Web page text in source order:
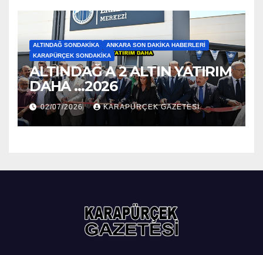
ALTINDAĞ SONDAKIKA
ANKARA SON DAKIKA HABERLERI
KARAPÜRÇEK SONDAKIKA
ALTINDAĞ A 2 ALTIN YATIRIM
DAHA …2026
02/07/2026 KARAPÜRÇEK GAZETESİ